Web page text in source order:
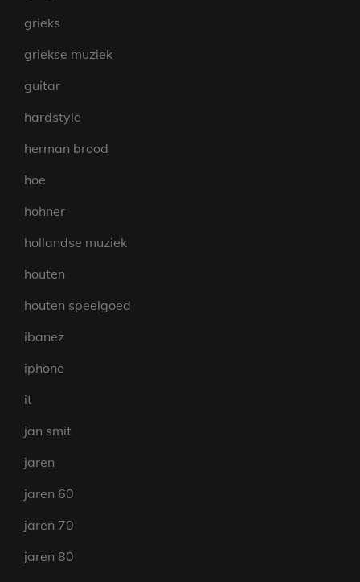
grieks
griekse muziek
guitar
hardstyle
herman brood
hoe
hohner
hollandse muziek
houten
houten speelgoed
ibanez
iphone
it
jan smit
jaren
jaren 60
jaren 70
jaren 80